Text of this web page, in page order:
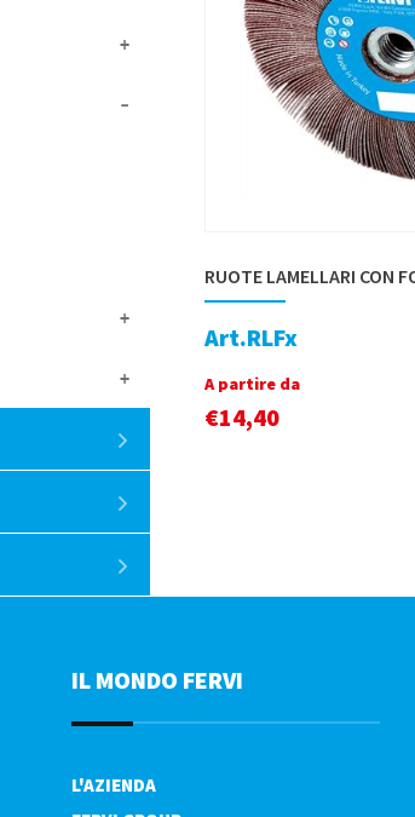
RUOTE LAMELLARI CON
Art.RLFx
A partire da
€14,40
IL MONDO FERVI
L'AZIENDA